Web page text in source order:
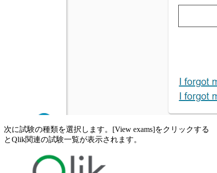
次に試験の種類を選択します。[View exams]をクリックする
とQlik関連の試験一覧が表示されます。